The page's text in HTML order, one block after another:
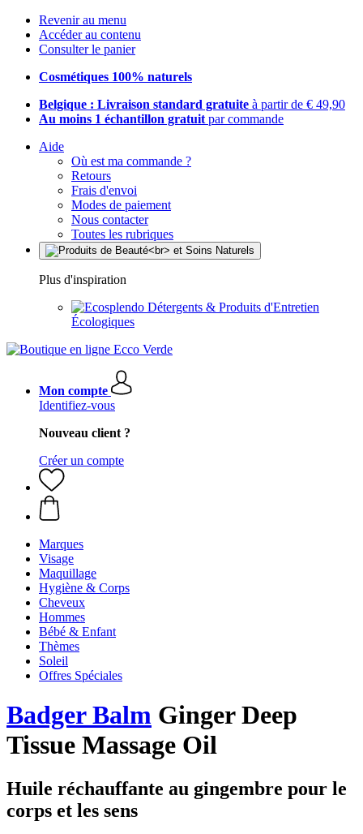
Revenir au menu
Accéder au contenu
Consulter le panier
Cosmétiques 100% naturels
Belgique : Livraison standard gratuite à partir de € 49,90
Au moins 1 échantillon gratuit par commande
Aide
Où est ma commande ?
Retours
Frais d'envoi
Modes de paiement
Nous contacter
Toutes les rubriques
Plus d'inspiration
Détergents & Produits d'Entretien
Écologiques
Mon compte
Identifiez-vous
Nouveau client ?
Créer un compte
Marques
Visage
Maquillage
Hygiène & Corps
Cheveux
Hommes
Bébé & Enfant
Thèmes
Soleil
Offres Spéciales
Badger Balm Ginger Deep
Tissue Massage Oil
Huile réchauffante au gingembre pour le
corps et les sens